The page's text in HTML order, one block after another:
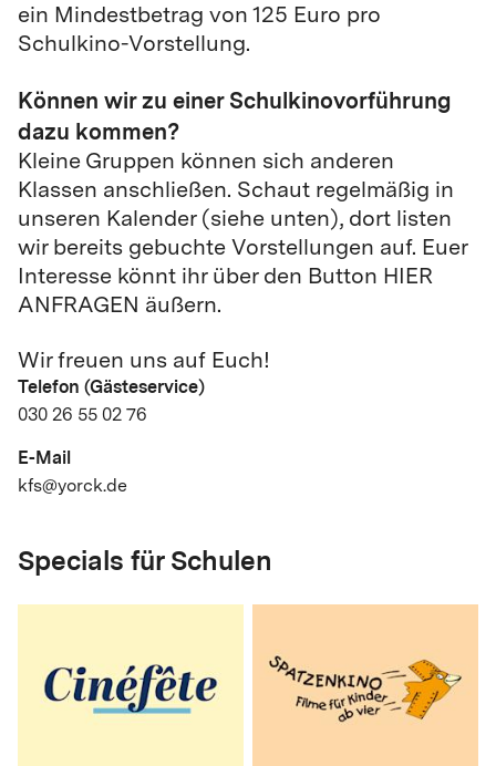
ein Mindestbetrag von 125 Euro pro
Schulkino-Vorstellung.
Können wir zu einer Schulkinovorführung
dazu kommen?
Kleine Gruppen können sich anderen
Klassen anschließen. Schaut regelmäßig in
unseren Kalender (siehe unten), dort listen
wir bereits gebuchte Vorstellungen auf. Euer
Interesse könnt ihr über den Button HIER
ANFRAGEN äußern.
Wir freuen uns auf Euch!
Telefon (Gästeservice)
030 26 55 02 76
E-Mail
kfs@yorck.de
Specials für Schulen